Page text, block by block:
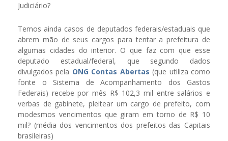
Judiciário?
Temos ainda casos de deputados federais/estaduais que
abrem mão de seus cargos para tentar a prefeitura de
algumas cidades do interior. O que faz com que esse
deputado estadual/federal, que segundo dados
divulgados pela ONG Contas Abertas (que utiliza como
fonte o Sistema de Acompanhamento dos Gastos
Federais) recebe por mês R$ 102,3 mil entre salários e
verbas de gabinete, pleitear um cargo de prefeito, com
modesmos vencimentos que giram em torno de R$ 10
mil? (média dos vencimentos dos prefeitos das Capitais
brasileiras)